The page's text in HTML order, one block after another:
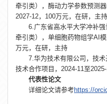
牵引类），酶动力学参数预测
2027-12，100万元，在研，主持
6.广东省高水平大学冲补
牵引类），单细胞药物组学AI
万元，在研，主持
7.华为技术有限公司，技
技术合作项目，2024-11至
代表性论文
详细论文请参考https://